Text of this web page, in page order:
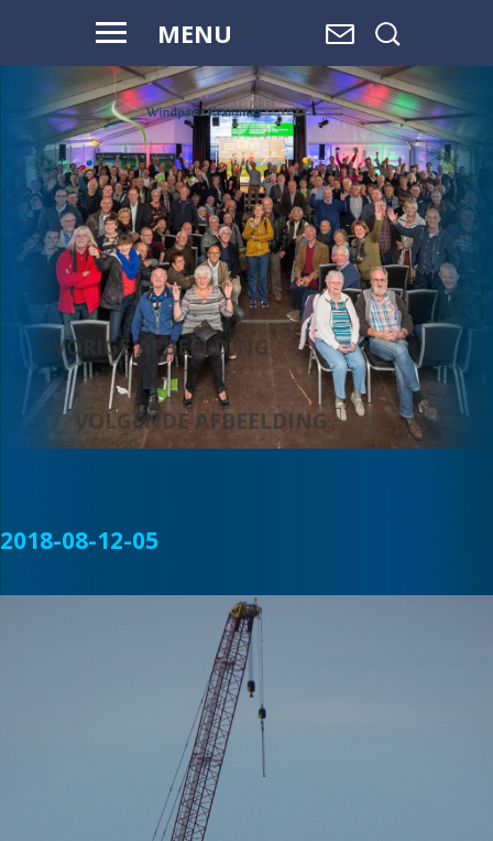
MENU
WAAR WATER
OVERGAAT IN
LAND,
EN LAND
OVERGAAT
IN WATER, IS
RUIMTE.
VORIGE AFBEELDING
VOLGENDE AFBEELDING
2018-08-12-05